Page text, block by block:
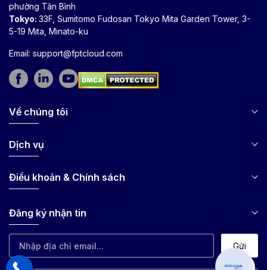
phường Tân Bình
Tokyo: 33F, Sumitomo Fudosan Tokyo Mita Garden Tower, 3-
5-19 Mita, Minato-ku
Email: support@fptcloud.com
Về chúng tôi
Dịch vụ
Điều khoản & Chính sách
Đăng ký nhận tin
Gửi
Can I